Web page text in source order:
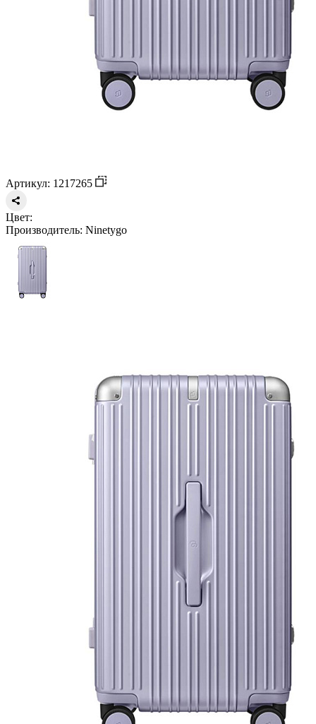
Артикул: 1217265
Цвет:
Производитель: Ninetygo